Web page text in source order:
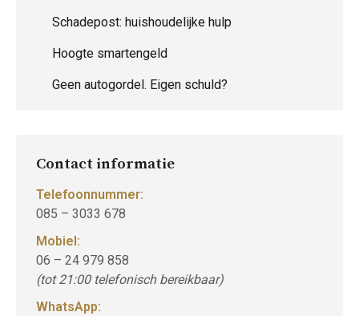
Schadepost: huishoudelijke hulp
Hoogte smartengeld
Geen autogordel. Eigen schuld?
Contact informatie
Telefoonnummer:
085 – 3033 678
Mobiel:
06 – 24 979 858
(tot 21:00 telefonisch bereikbaar)
WhatsApp: